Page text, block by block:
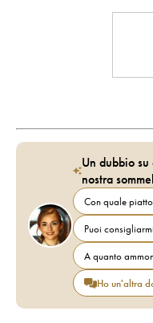
Un dubbio
nostra
Con quale
Puoi
A quanto
Ho un'altra